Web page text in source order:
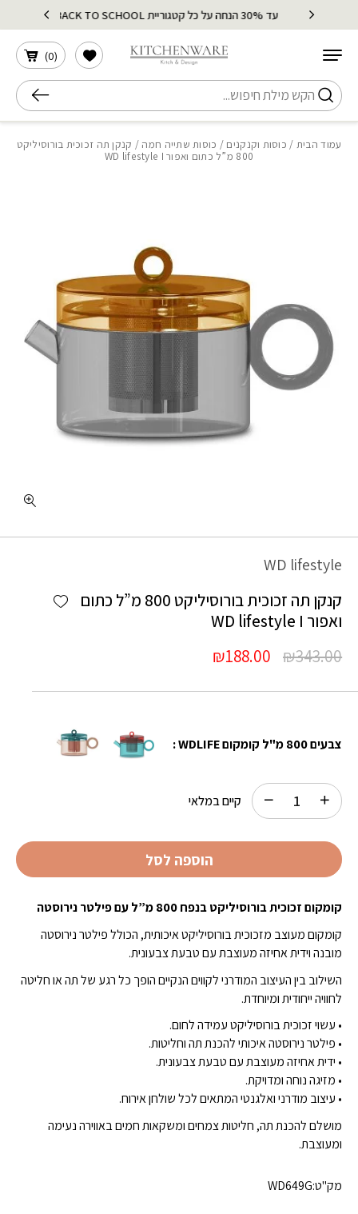
Skip to Contentעד 30% הנחה על כל קטגוריית BACK TO SCHOOL
חיפוש
(
0
)
הרשימה שלי
עמוד הבית / כוסות וקנקנים / כוסות שתייה חמה / קנקן תה זכוכית בורוסיליקט
800 מ”ל כתום ואפור WD lifestyle I
WD lifestyle
wishlist
קנקן תה זכוכית בורוסיליקט 800 מ”ל כתום
ואפור WD lifestyle I
₪343.00
המחיר
היה:
₪188.00 המחיר
הוא:
קומקום זכוכית בורוסיליקט בנפח 800 מ”ל עם פילטר נירוסטה
קומקום מעוצב מזכוכית בורוסיליקט איכותית, הכולל פילטר נירוסטה
מובנה וידית אחיזה מעוצבת עם טבעת צבעונית.
השילוב בין העיצוב המודרני לקווים הנקיים הופך כל רגע של תה או חליטה
לחוויה ייחודית ומיוחדת.
• עשוי זכוכית בורוסיליקט עמידה לחום.
• פילטר נירוסטה איכותי להכנת תה וחליטות.
• ידית אחיזה מעוצבת עם טבעת צבעונית.
• מזיגה נוחה ומדויקת.
• עיצוב מודרני ואלגנטי המתאים לכל שולחן אירוח.
מושלם להכנת תה, חליטות צמחים ומשקאות חמים באווירה נעימה
ומעוצבת.
צבעים 800 מ"ל קומקום WDLIFE :
מק"ט:WD649G
קיים במלאי
הוספה לסל
בחזרה למעלה